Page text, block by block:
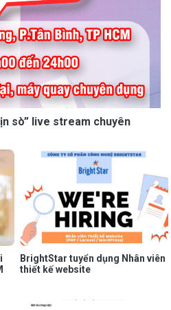
sò” live stream chuyên
BrightStar tuyển dụng Nhân viên
thiết kế website